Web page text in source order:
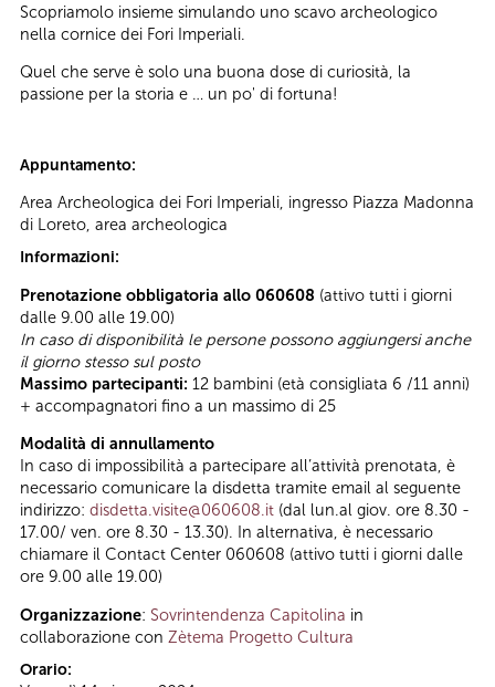
Scopriamolo insieme simulando uno scavo archeologico
nella cornice dei Fori Imperiali.
Quel che serve è solo una buona dose di curiosità, la
passione per la storia e … un po' di fortuna!
Appuntamento:
Area Archeologica dei Fori Imperiali, ingresso Piazza Madonna
di Loreto, area archeologica
Informazioni:
Prenotazione obbligatoria allo 060608 (attivo tutti i giorni
dalle 9.00 alle 19.00)
In caso di disponibilità le persone possono aggiungersi anche
il giorno stesso sul posto
Massimo partecipanti: 12 bambini (età consigliata 6 /11 anni)
+ accompagnatori fino a un massimo di 25
Modalità di annullamento
In caso di impossibilità a partecipare all’attività prenotata, è
necessario comunicare la disdetta tramite email al seguente
indirizzo: disdetta.visite@060608.it (dal lun.al giov. ore 8.30 -
17.00/ ven. ore 8.30 - 13.30). In alternativa, è necessario
chiamare il Contact Center 060608 (attivo tutti i giorni dalle
ore 9.00 alle 19.00)
Organizzazione: Sovrintendenza Capitolina in
collaborazione con Zètema Progetto Cultura
Orario: